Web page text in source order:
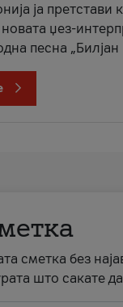
ја претстави
џез-
песна „Билјан
сметка без
што сакате